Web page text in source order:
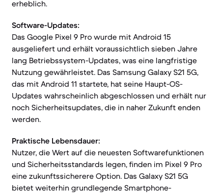
erheblich.
Software-Updates:
Das Google Pixel 9 Pro wurde mit Android 15
ausgeliefert und erhält voraussichtlich sieben Jahre
lang Betriebssystem-Updates, was eine langfristige
Nutzung gewährleistet. Das Samsung Galaxy S21 5G,
das mit Android 11 startete, hat seine Haupt-OS-
Updates wahrscheinlich abgeschlossen und erhält nur
noch Sicherheitsupdates, die in naher Zukunft enden
werden.
Praktische Lebensdauer:
Nutzer, die Wert auf die neuesten Softwarefunktionen
und Sicherheitsstandards legen, finden im Pixel 9 Pro
eine zukunftssicherere Option. Das Galaxy S21 5G
bietet weiterhin grundlegende Smartphone-